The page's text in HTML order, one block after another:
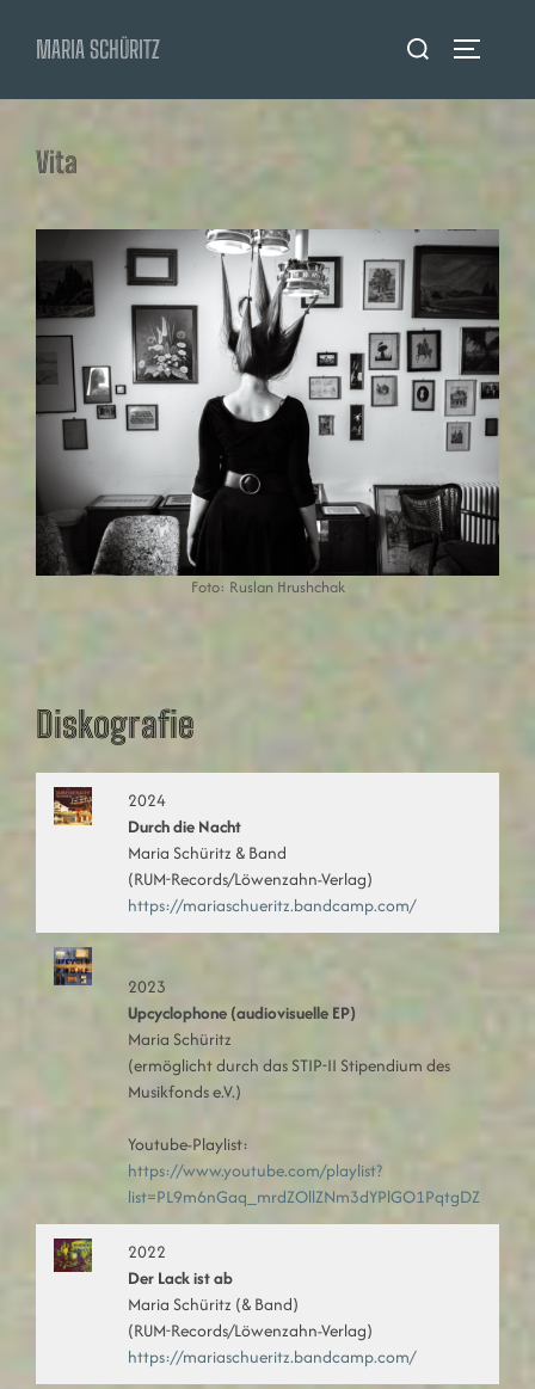
InhaltMARIA SCHÜRITZ
Suchen
Vita
Foto: Ruslan Hrushchak
Diskografie
2024
Durch die Nacht
Maria Schüritz & Band
(RUM-Records/Löwenzahn-Verlag)
https://mariaschueritz.bandcamp.com/
2023
Upcyclophone (audiovisuelle EP)
Maria Schüritz
(ermöglicht durch das STIP-II Stipendium des
Musikfonds e.V.)
Youtube-Playlist:
https://www.youtube.com/playlist?
list=PL9m6nGaq_mrdZOllZNm3dYPlGO1PqtgDZ
2022
Der Lack ist ab
Maria Schüritz (& Band)
(RUM-Records/Löwenzahn-Verlag)
https://mariaschueritz.bandcamp.com/